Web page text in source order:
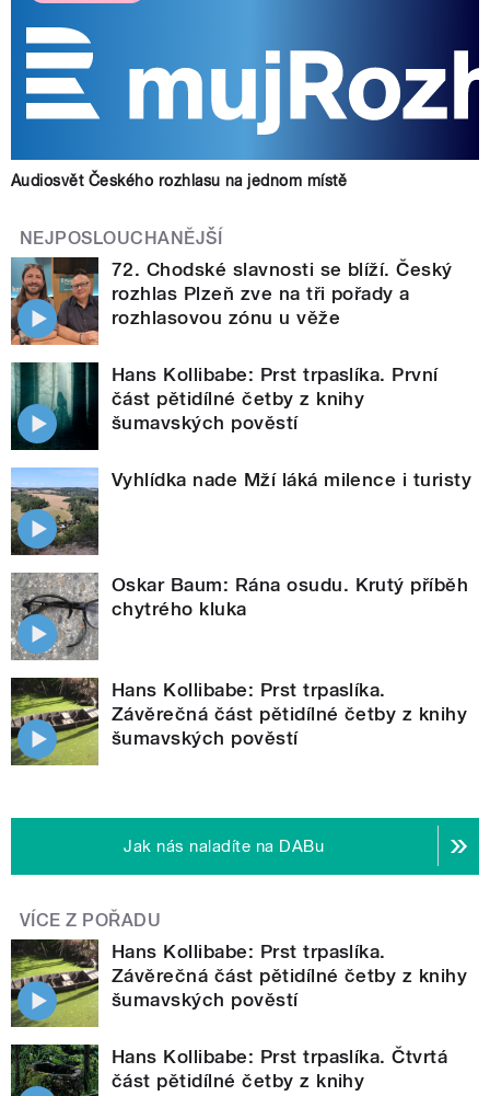
Audiosvět Českého rozhlasu na jednom místě
NEJPOSLOUCHANĚJŠÍ
72. Chodské slavnosti se blíží. Český
rozhlas Plzeň zve na tři pořady a
rozhlasovou zónu u věže
Hans Kollibabe: Prst trpaslíka. První
část pětidílné četby z knihy
šumavských pověstí
Vyhlídka nade Mží láká milence i turisty
Oskar Baum: Rána osudu. Krutý příběh
chytrého kluka
Hans Kollibabe: Prst trpaslíka.
Závěrečná část pětidílné četby z knihy
šumavských pověstí
Jak nás naladíte na DABu
VÍCE Z POŘADU
Hans Kollibabe: Prst trpaslíka.
Závěrečná část pětidílné četby z knihy
šumavských pověstí
Hans Kollibabe: Prst trpaslíka. Čtvrtá
část pětidílné četby z knihy